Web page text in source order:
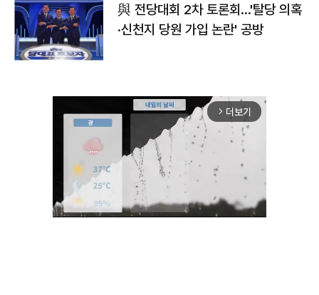
與 전당대회 2차 토론회…'탈당 의혹
·신천지 당원 가입 논란' 공방
arrow_forward_ios 더보기